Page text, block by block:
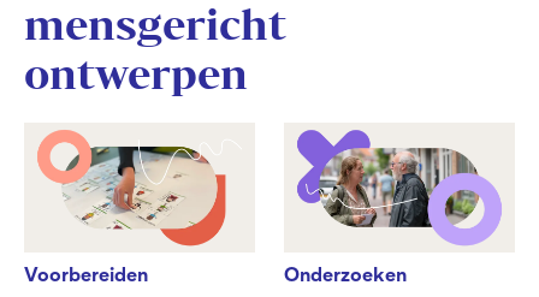
mensgericht
ontwerpen
Voorbereiden Onderzoeken